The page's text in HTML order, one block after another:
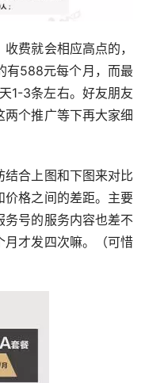
费就会相应高点的，
有588元每个月，而最
1-3条左右。好友朋友
个推广等下再大家细
合上图和下图来对比
价格之间的差距。主要
务号的服务内容也差不
月才发四次嘛。（可惜